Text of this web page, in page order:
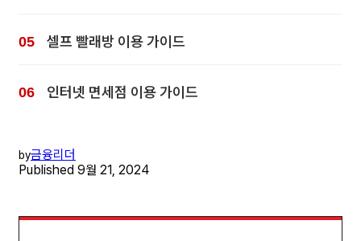
셀프 빨래방 이용 가이드
인터넷 면세점 이용 가이드
by금융리더
Published 9월 21, 2024